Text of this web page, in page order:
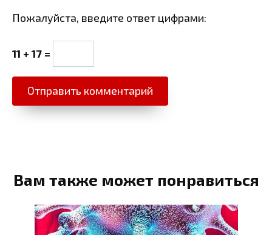
Пожалуйста, введите ответ цифрами:
11 + 17 =
Вам также может понравиться